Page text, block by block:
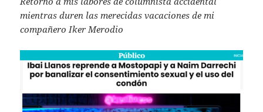
mientras duren las merecidas vacaciones de mi
compañero Iker Merodio